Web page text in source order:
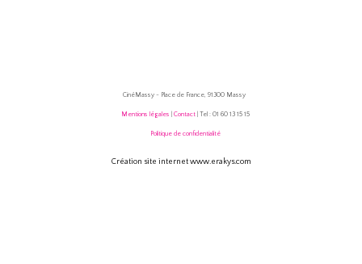
CinéMassy - Place de France, 91300 Massy
Mentions légales Contact| Tel : 01 60 13 15 15
Politique de confidentialité
Création site internet www.erakys.com